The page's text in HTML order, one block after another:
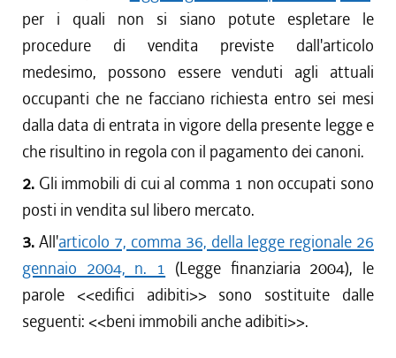
per i quali non si siano potute espletare le
procedure di vendita previste dall'articolo
medesimo, possono essere venduti agli attuali
occupanti che ne facciano richiesta entro sei mesi
dalla data di entrata in vigore della presente legge e
che risultino in regola con il pagamento dei canoni.
2. Gli immobili di cui al comma 1 non occupati sono
posti in vendita sul libero mercato.
3. All'articolo 7, comma 36, della legge regionale 26
gennaio 2004, n. 1 (Legge finanziaria 2004), le
parole <<edifici adibiti>> sono sostituite dalle
seguenti: <<beni immobili anche adibiti>>.